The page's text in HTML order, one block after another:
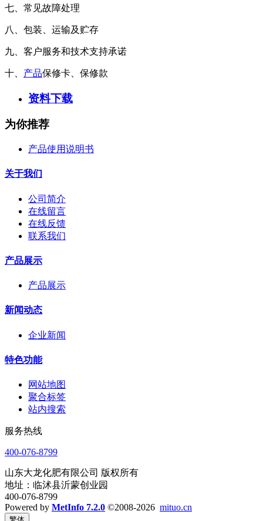
七、常见故障处理
八、包装、运输及贮存
九、客户服务和技术支持承诺
十、 产品保修卡、保修款
资料下载
为你推荐
产品使用说明书
关于我们
公司简介
在线留言
在线反馈
联系我们
产品展示
产品展示
新闻动态
企业新闻
特色功能
网站地图
聚合标签
站内搜索
服务热线
400-076-8799
山东大龙化肥有限公司 版权所有
地址：临沭县沂蒙创业园
400-076-8799
Powered by MetInfo 7.2.0 ©2008-2026 mituo.cn